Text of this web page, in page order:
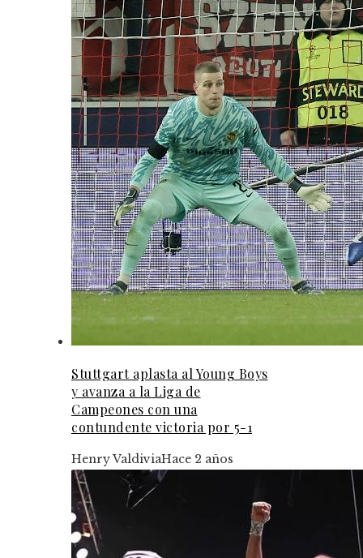
Stuttgart aplasta al Young Boys
y avanza a la Liga de
Campeones con una
contundente victoria por 5-1
Henry ValdiviaHace 2 años